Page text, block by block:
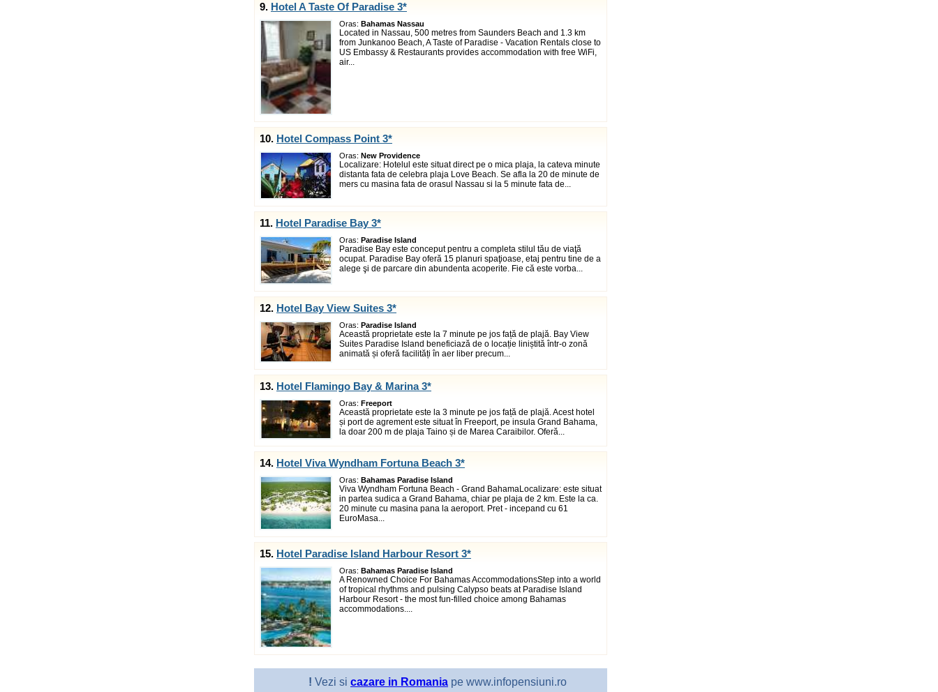
9. Hotel A Taste Of Paradise 3*
Oras: Bahamas Nassau
Located in Nassau, 500 metres from Saunders Beach and 1.3 km
from Junkanoo Beach, A Taste of Paradise - Vacation Rentals close to
US Embassy & Restaurants provides accommodation with free WiFi,
air...
10. Hotel Compass Point 3*
Oras: New Providence
Localizare: Hotelul este situat direct pe o mica plaja, la cateva minute
distanta fata de celebra plaja Love Beach. Se afla la 20 de minute de
mers cu masina fata de orasul Nassau si la 5 minute fata de...
11. Hotel Paradise Bay 3*
Oras: Paradise Island
Paradise Bay este conceput pentru a completa stilul tău de viaţă
ocupat. Paradise Bay oferă 15 planuri spaţioase, etaj pentru tine de a
alege şi de parcare din abundenta acoperite. Fie că este vorba...
12. Hotel Bay View Suites 3*
Oras: Paradise Island
Această proprietate este la 7 minute pe jos față de plajă. Bay View
Suites Paradise Island beneficiază de o locație liniștită într-o zonă
animată și oferă facilități în aer liber precum...
13. Hotel Flamingo Bay & Marina 3*
Oras: Freeport
Această proprietate este la 3 minute pe jos față de plajă. Acest hotel
și port de agrement este situat în Freeport, pe insula Grand Bahama,
la doar 200 m de plaja Taino și de Marea Caraibilor. Oferă...
14. Hotel Viva Wyndham Fortuna Beach 3*
Oras: Bahamas Paradise Island
Viva Wyndham Fortuna Beach - Grand BahamaLocalizare: este situat
in partea sudica a Grand Bahama, chiar pe plaja de 2 km. Este la ca.
20 minute cu masina pana la aeroport. Pret - incepand cu 61
EuroMasa...
15. Hotel Paradise Island Harbour Resort 3*
Oras: Bahamas Paradise Island
A Renowned Choice For Bahamas AccommodationsStep into a world
of tropical rhythms and pulsing Calypso beats at Paradise Island
Harbour Resort - the most fun-filled choice among Bahamas
accommodations....
! Vezi si cazare in Romania pe www.infopensiuni.ro